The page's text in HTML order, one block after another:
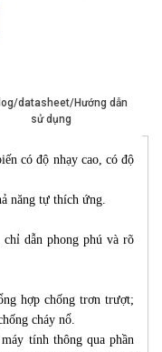
datasheet/Hướng dẫn
sử dụng
có độ nhạy cao, có độ
năng tự thích ứng.
dẫn phong phú và rõ
hợp chống trơn trượt;
cháy nổ.
tính thông qua phần